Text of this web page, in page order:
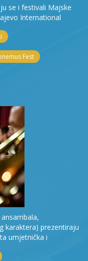
se i festivali Majske
International
Fest
karaktera) prezentiraju
umjetnička i